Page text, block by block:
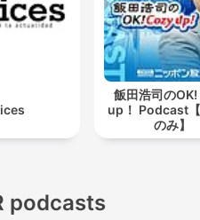
飯田浩司の
up！ Podcast
のみ】
podcasts